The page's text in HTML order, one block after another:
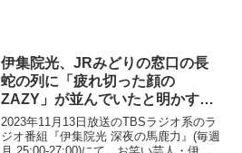
伊集院光、JRみどりの窓口の長
蛇の列に「疲れ切った顔の
ZAZY」が並んでいたと明かす
「さすがにそういう状況だと、羽
を広げてないね(笑)」
2023年11月13日放送のTBSラジオ系のラ
ジオ番組『伊集院光 深夜の馬鹿力』(毎週